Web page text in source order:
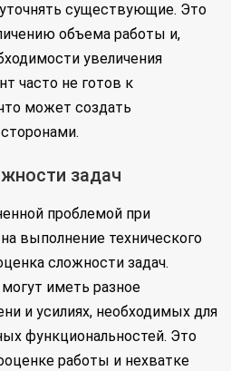
существующие. Это
объема работы и,
увеличения
часто не готов к
может создать
задач
проблемой при
выполнение технического
сложности задач.
иметь разное
и усилиях, необходимых для
функциональностей. Это
работы и нехватке